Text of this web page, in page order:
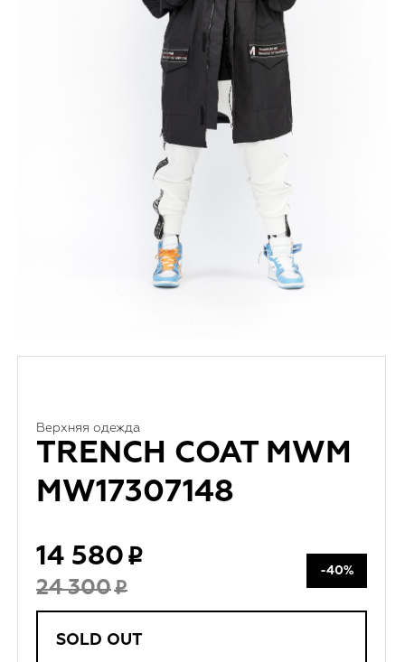
Верхняя одежда
TRENCH COAT MWM
MW17307148
14 580
24 300
-40%
SOLD OUT